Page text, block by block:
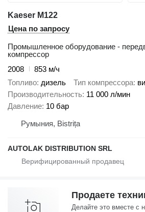
Kaeser M122
Цена по запросу
Промышленное оборудование -
компрессор
2008
853 м/ч
Топливо дизель Тип компрессора
Производительность 11 000 л/мин
Давление 10 бар
Румыния, Bistrița
AUTOLAK DISTRIBUTION SRL
Продаете
Делайте это вместе с